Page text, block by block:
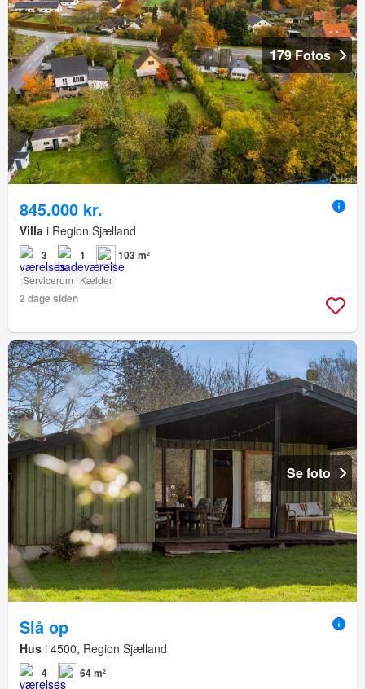
179 Fotos
845.000 kr.
Villa i Region Sjælland
3 1 103 m²
Servicerum Kælder
2 dage siden
Se foto
Slå op
Hus i 4500, Region Sjælland
4 64 m²